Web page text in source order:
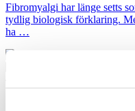
Fibromyalgi har länge setts
tydlig biologisk förklaring.
ha …